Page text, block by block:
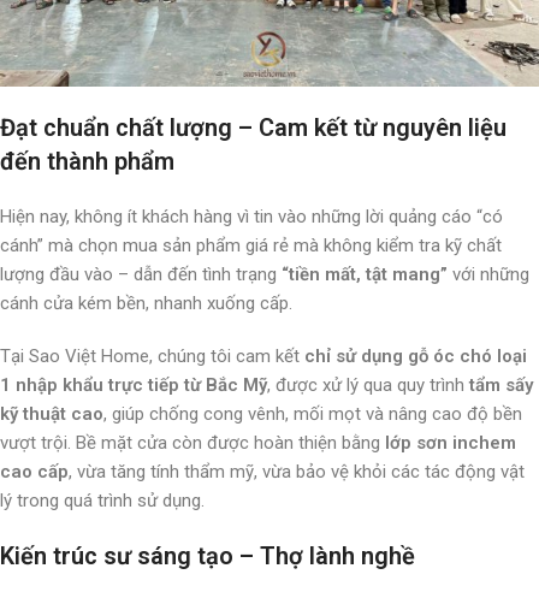
Đạt chuẩn chất lượng – Cam kết từ nguyên liệu
đến thành phẩm
Hiện nay, không ít khách hàng vì tin vào những lời quảng cáo “có
cánh” mà chọn mua sản phẩm giá rẻ mà không kiểm tra kỹ chất
lượng đầu vào – dẫn đến tình trạng “tiền mất, tật mang” với những
cánh cửa kém bền, nhanh xuống cấp.
Tại Sao Việt Home, chúng tôi cam kết chỉ sử dụng gỗ óc chó loại
1 nhập khẩu trực tiếp từ Bắc Mỹ, được xử lý qua quy trìnhtẩm sấy
kỹ thuật cao, giúp chống cong vênh, mối mọt và nâng cao độ bền
vượt trội. Bề mặt cửa còn được hoàn thiện bằng lớp sơn inchem
cao cấp, vừa tăng tính thẩm mỹ, vừa bảo vệ khỏi các tác động vật
lý trong quá trình sử dụng.
Kiến trúc sư sáng tạo – Thợ lành nghề